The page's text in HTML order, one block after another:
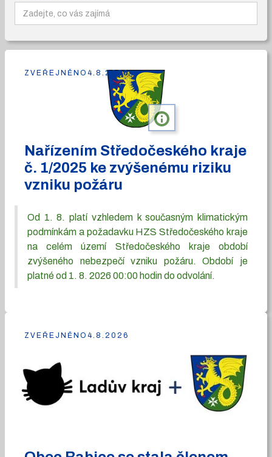
info
Nařízením Středočeského kraje
č. 1/2025 ke zvýšenému riziku
vzniku požáru
Od 1. 8. platí vzhledem k současným klimatickým
podmínkám a požadavku HZS Středočeského kraje
na celém území Středočeského kraje období
zvýšeného nebezpečí vzniku požáru. Období je
platné od 1. 8. 2026 00:00 hodin do odvolání.
ZVEŘEJNĚNO 4.8.2026
ZVEŘEJNĚNO 4.8.2026